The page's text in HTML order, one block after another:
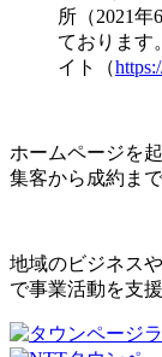
所（2021
ております
イト（
ホームページを
集客から成約ま
地域のビジネス
で事業活動を支援